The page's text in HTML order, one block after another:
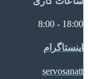
18:00 - 8:00
اینستاگرام
servosanatt